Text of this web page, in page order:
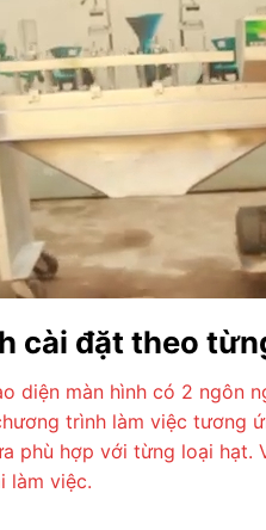
cài đặt theo
diện màn hình có 2 ngôn
trình làm việc tương
phù hợp với từng loại hạt.
làm việc.